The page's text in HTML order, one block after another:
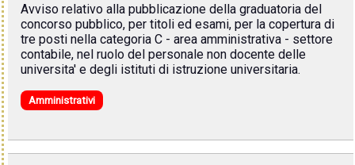
Avviso relativo alla pubblicazione della graduatoria del
concorso pubblico, per titoli ed esami, per la copertura di
tre posti nella categoria C - area amministrativa - settore
contabile, nel ruolo del personale non docente delle
universita' e degli istituti di istruzione universitaria.
Amministrativi